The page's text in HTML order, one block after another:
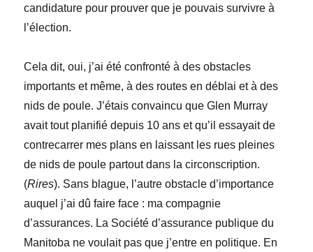
candidature pour prouver que je pouvais survivre à
l’élection.
Cela dit, oui, j’ai été confronté à des obstacles
importants et même, à des routes en déblai et à des
nids de poule. J’étais convaincu que Glen Murray
avait tout planifié depuis 10 ans et qu’il essayait de
contrecarrer mes plans en laissant les rues pleines
de nids de poule partout dans la circonscription.
(Rires). Sans blague, l’autre obstacle d’importance
auquel j’ai dû faire face : ma compagnie
d’assurances. La Société d’assurance publique du
Manitoba ne voulait pas que j’entre en politique. En